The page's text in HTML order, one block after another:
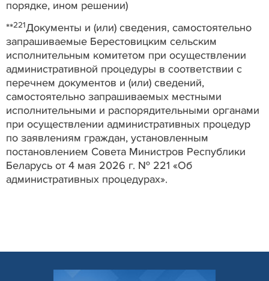
порядке, ином решении)
**221Документы и (или) сведения, самостоятельно
запрашиваемые Берестовицким сельским
исполнительным комитетом при осуществлении
административной процедуры в соответствии с
перечнем документов и (или) сведений,
самостоятельно запрашиваемых местными
исполнительными и распорядительными органами
при осуществлении административных процедур
по заявлениям граждан, установленным
постановлением Совета Министров Республики
Беларусь от 4 мая 2026 г. № 221 «Об
административных процедурах».